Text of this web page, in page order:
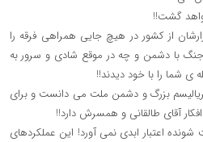
گشت!!
از کشور در هیچ جایی همراهی فرقه را
با دشمن و چه در موقع شادی و سرور به
ی شما را با خود دیدند!!
بزرگ و دشمن ملت می دانست و برای
آقای طالقانی و همسرش دارد!!
اعتبار ابدی نمی آورد! این عملکردهای